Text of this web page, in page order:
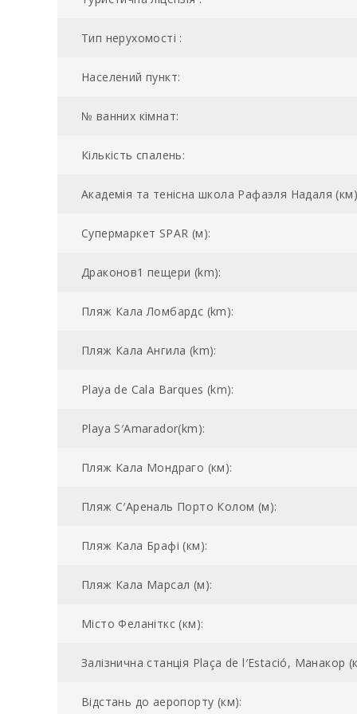
Тип нерухомості :
Населений пункт:
№ ванних кімнат:
Кількість спалень:
Академія та тенісна школа Рафаэля Надаля
Супермаркет SPAR (м):
Драконов1 пещери (km):
Пляж Кала Ломбардс (km):
Пляж Кала Ангила (km):
Playa de Cala Barques (km):
Playa S′Amarador(km):
Пляж Кала Мондраго (км):
Пляж С′Ареналь Порто Колом (м):
Пляж Кала Брафi (км):
Пляж Кала Марсал (м):
Місто Феланіткс (км):
Залізнична станція Plaça de l′Estació, Манакор
Відстань до аеропорту (км):